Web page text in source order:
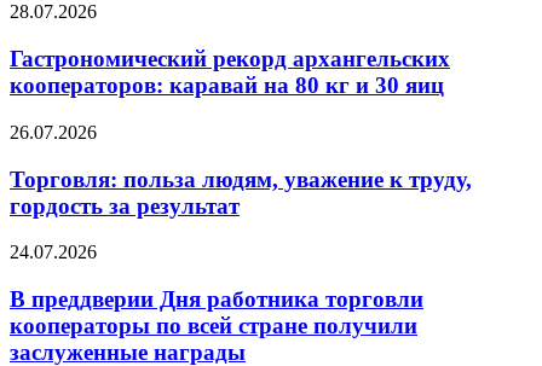
28.07.2026
Гастрономический рекорд архангельских
кооператоров: каравай на 80 кг и 30 яиц
26.07.2026
Торговля: польза людям, уважение к труду,
гордость за результат
24.07.2026
В преддверии Дня работника торговли
кооператоры по всей стране получили
заслуженные награды